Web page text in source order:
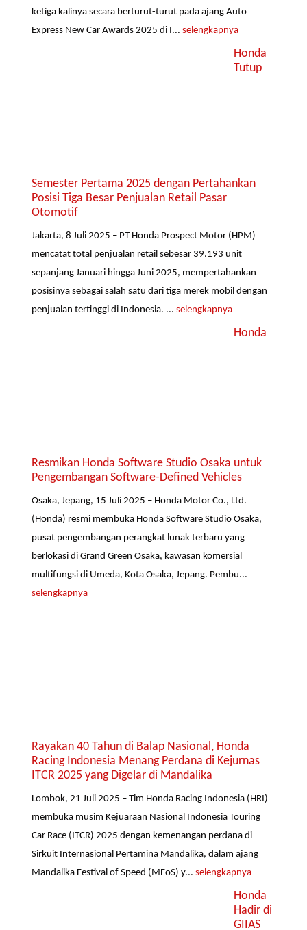
ketiga kalinya secara berturut-turut pada ajang Auto
Express New Car Awards 2025 di I...selengkapnya
Honda
Tutup
Semester Pertama 2025 dengan Pertahankan
Posisi Tiga Besar Penjualan Retail Pasar
Otomotif
Jakarta, 8 Juli 2025 – PT Honda Prospect Motor (HPM)
mencatat total penjualan retail sebesar 39.193 unit
sepanjang Januari hingga Juni 2025, mempertahankan
posisinya sebagai salah satu dari tiga merek mobil dengan
penjualan tertinggi di Indonesia. ...selengkapnya
Honda
Resmikan Honda Software Studio Osaka untuk
Pengembangan Software-Defined Vehicles
Osaka, Jepang, 15 Juli 2025 – Honda Motor Co., Ltd.
(Honda) resmi membuka Honda Software Studio Osaka,
pusat pengembangan perangkat lunak terbaru yang
berlokasi di Grand Green Osaka, kawasan komersial
multifungsi di Umeda, Kota Osaka, Jepang. Pembu...
selengkapnya
Rayakan 40 Tahun di Balap Nasional, Honda
Racing Indonesia Menang Perdana di Kejurnas
ITCR 2025 yang Digelar di Mandalika
Lombok, 21 Juli 2025 – Tim Honda Racing Indonesia (HRI)
membuka musim Kejuaraan Nasional Indonesia Touring
Car Race (ITCR) 2025 dengan kemenangan perdana di
Sirkuit Internasional Pertamina Mandalika, dalam ajang
Mandalika Festival of Speed (MFoS) y...selengkapnya
Honda
Hadir di
GIIAS